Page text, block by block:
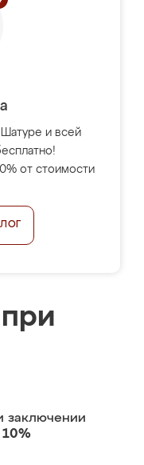
и всей
от стоимости
заключении
10%